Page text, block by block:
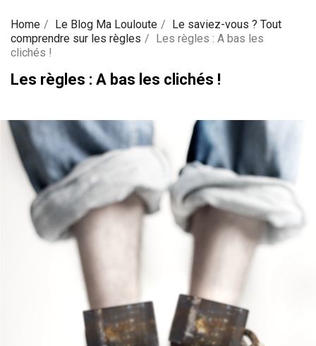
Home Le Blog Ma Louloute
Le saviez-vous ? Tout
comprendre sur les règles
Les règles : A bas les
clichés !
Les règles : A bas les clichés !